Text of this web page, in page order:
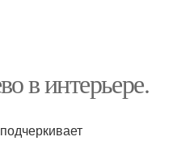
в интерьере.